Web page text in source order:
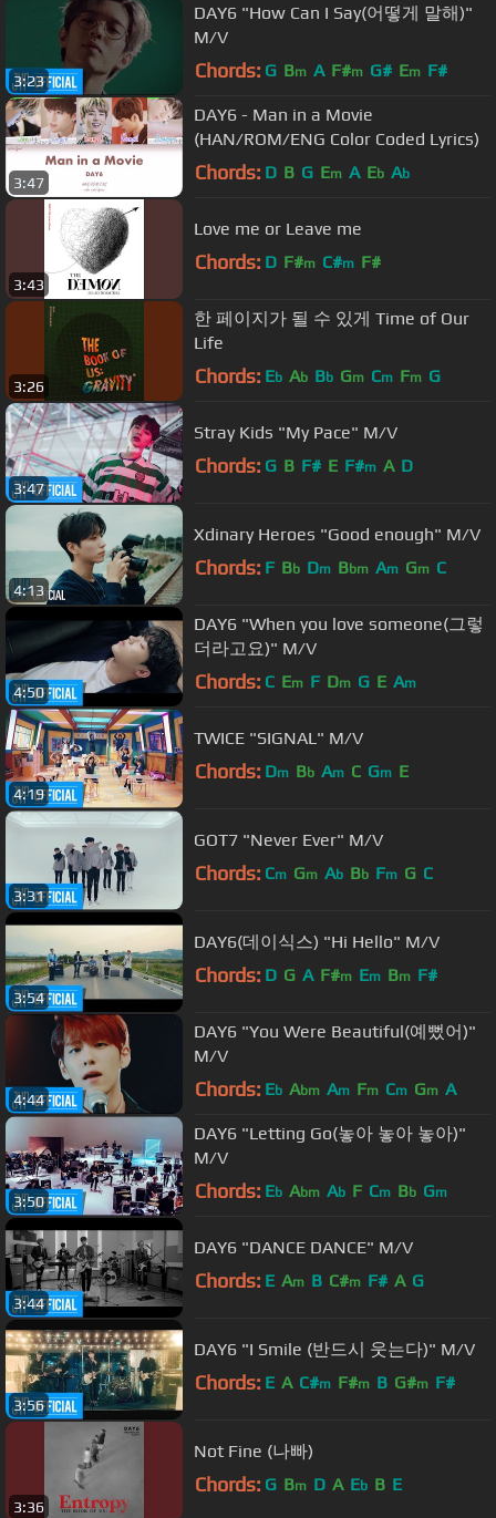
3:23
DAY6 "How Can I Say(어떻게 말해)"
M/V
Chords: G Bm A F#m G# Em F#
3:47
DAY6 - Man in a Movie
(HAN/ROM/ENG Color Coded Lyrics)
Chords: D B G Em A Eb Ab
3:43
Love me or Leave me
Chords: D F#m C#m F#
3:26
한 페이지가 될 수 있게 Time of Our
Life
Chords: Eb Ab Bb Gm Cm Fm G
3:47
Stray Kids "My Pace" M/V
Chords: G B F# E F#m A D
4:13
Xdinary Heroes "Good enough" M/V
Chords: F Bb Dm Bbm Am Gm C
4:50
DAY6 "When you love someone(그렇
더라고요)" M/V
Chords: C Em F Dm G E Am
4:19
TWICE "SIGNAL" M/V
Chords: Dm Bb Am C Gm E
3:31
GOT7 "Never Ever" M/V
Chords: Cm Gm Ab Bb Fm G C
3:54
DAY6(데이식스) "Hi Hello" M/V
Chords: D G A F#m Em Bm F#
4:44
DAY6 "You Were Beautiful(예뻤어)"
M/V
Chords: Eb Abm Am Fm Cm Gm A
3:50
DAY6 "Letting Go(놓아 놓아 놓아)"
M/V
Chords: Eb Abm Ab F Cm Bb Gm
3:44
DAY6 "DANCE DANCE" M/V
Chords: E Am B C#m F# A G
3:56
DAY6 "I Smile (반드시 웃는다)" M/V
Chords: E A C#m F#m B G#m F#
3:36
Not Fine (나빠)
Chords: G Bm D A Eb B E